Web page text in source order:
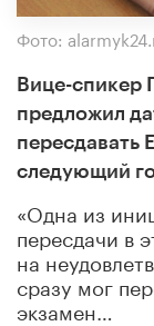
Фото:
Вице-спикер
предложил
пересдавать
следующий
«Одна из
пересдачи в
на
сразу мог
экзамен…